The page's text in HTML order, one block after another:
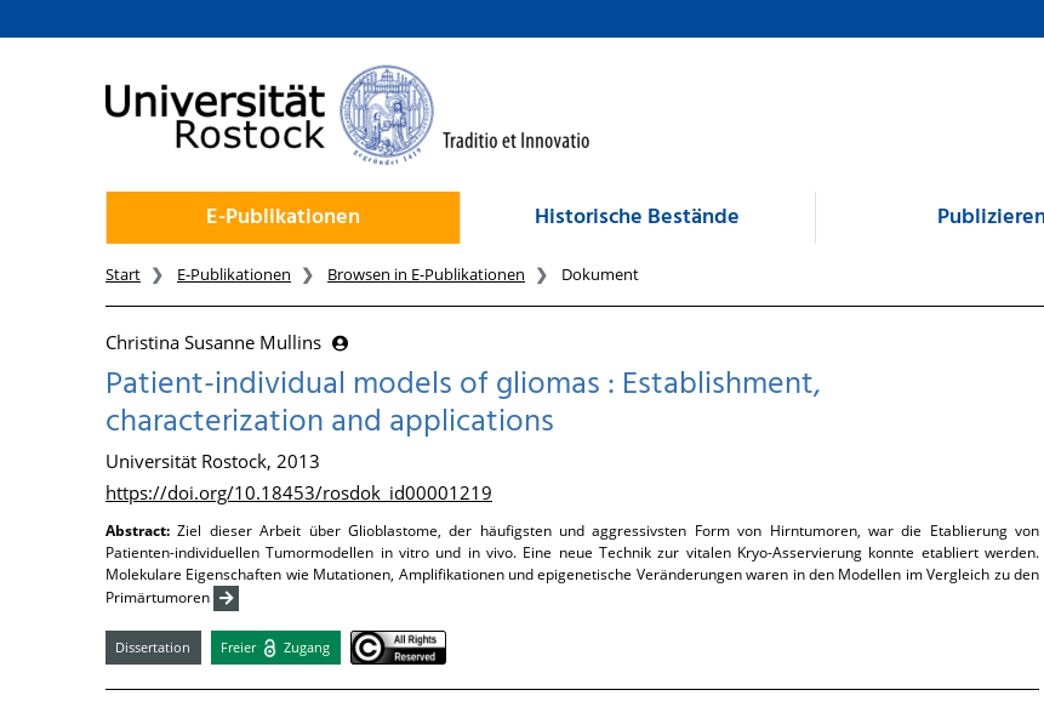
zum Inhalt
E-Publikationen Historische Bestände
Start E-Publikationen Browsen in E-Publikationen Dokument
Christina Susanne Mullins
Patient-individual models of gliomas : Establishment,
characterization and applications
Universität Rostock, 2013
https://doi.org/10.18453/rosdok_id00001219
Abstract:Ziel dieser Arbeit über Glioblastome, der häufigsten und aggressivsten Form von Hirntumoren, war die Etablierung von
Patienten-individuellen Tumormodellen in vitro und in vivo. Eine neue Technik zur vitalen Kryo-Asservierung konnte etabliert werden.
Molekulare Eigenschaften wie Mutationen, Amplifikationen und epigenetische Veränderungen waren in den Modellen im Vergleich zu den
Primärtumoren
Dissertation Freier Zugang